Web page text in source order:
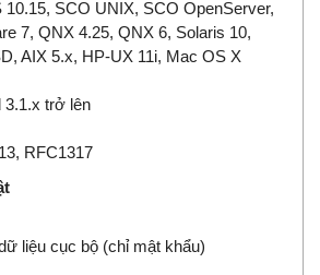
10.15, SCO UNIX, SCO OpenServer,
7, QNX 4.25, QNX 6, Solaris 10,
AIX 5.x, HP-UX 11i, Mac OS X
3.1.x trở lên
RFC1317
liệu cục bộ (chỉ mật khẩu)